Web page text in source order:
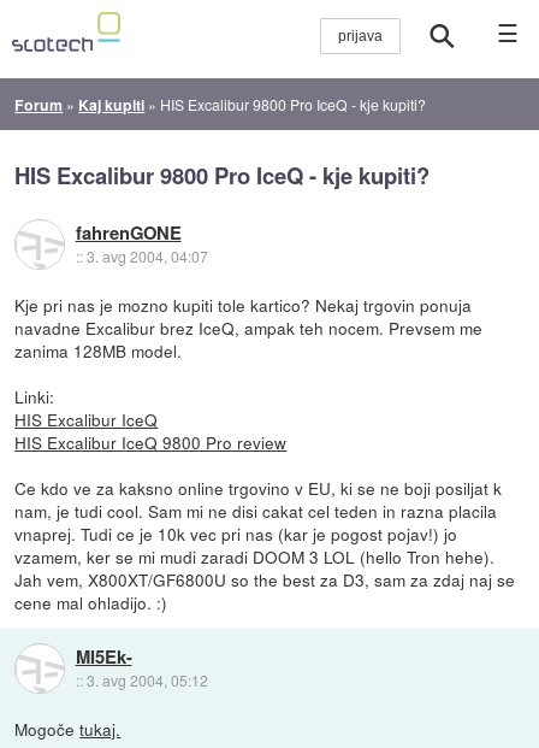
☰
Forum » Kaj kupiti » HIS Excalibur 9800 Pro IceQ - kje kupiti?
HIS Excalibur 9800 Pro IceQ - kje kupiti?
fahrenGONE
::3. avg 2004, 04:07
Kje pri nas je mozno kupiti tole kartico? Nekaj trgovin ponuja
navadne Excalibur brez IceQ, ampak teh nocem. Prevsem me
zanima 128MB model.
Linki:
HIS Excalibur IceQ
HIS Excalibur IceQ 9800 Pro review
Ce kdo ve za kaksno online trgovino v EU, ki se ne boji posiljat k
nam, je tudi cool. Sam mi ne disi cakat cel teden in razna placila
vnaprej. Tudi ce je 10k vec pri nas (kar je pogost pojav!) jo
vzamem, ker se mi mudi zaradi DOOM 3 LOL (hello Tron hehe).
Jah vem, X800XT/GF6800U so the best za D3, sam za zdaj naj se
cene mal ohladijo. :)
MI5Ek-
::3. avg 2004, 05:12
Mogočetukaj.